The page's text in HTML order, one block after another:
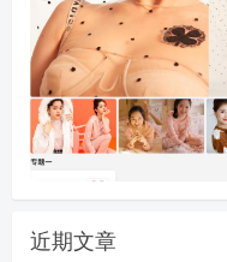
近期文章